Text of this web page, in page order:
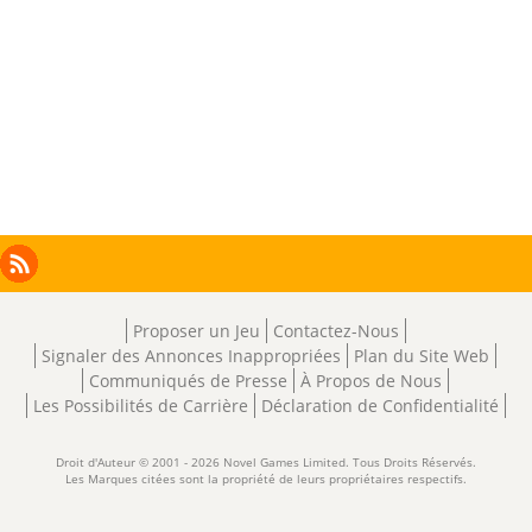
Facebook
Instagram
X
LinkedIn
RSS
Proposer un Jeu
Contactez-Nous
Signaler des Annonces Inappropriées
Plan du Site Web
Communiqués de Presse
À Propos de Nous
Les Possibilités de Carrière
Déclaration de Confidentialité
Droit d'Auteur © 2001 - 2026 Novel Games Limited. Tous Droits Réservés.
Les Marques citées sont la propriété de leurs propriétaires respectifs.